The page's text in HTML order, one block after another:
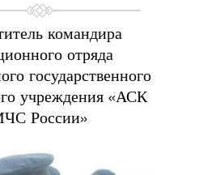
командира
отряда
государственного
учреждения «АСК
России»